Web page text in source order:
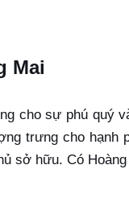
Mai
cho sự phú quý
trưng cho
sở hữu. Có